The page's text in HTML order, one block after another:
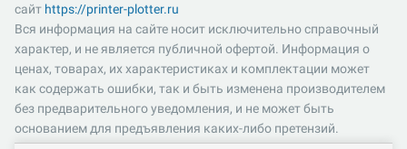
сайт https://printer-plotter.ru
Вся информация на сайте носит исключительно справочный
характер, и не является публичной офертой. Информация о
ценах, товарах, их характеристиках и комплектации может
как содержать ошибки, так и быть изменена производителем
без предварительного уведомления, и не может быть
основанием для предъявления каких-либо претензий.